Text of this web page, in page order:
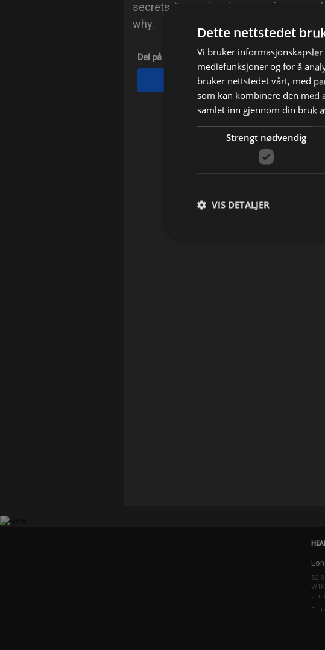
secrets, lies and jealousy as they
why.
Del på
Facebook
52
P:
Dette nettstedet
Vi bruker
mediefunksjoner og for å
bruker nettstedet vårt, med
som kan kombinere den med
samlet inn gjennom din bruk
Strengt nødvendig
VIS DETALJER